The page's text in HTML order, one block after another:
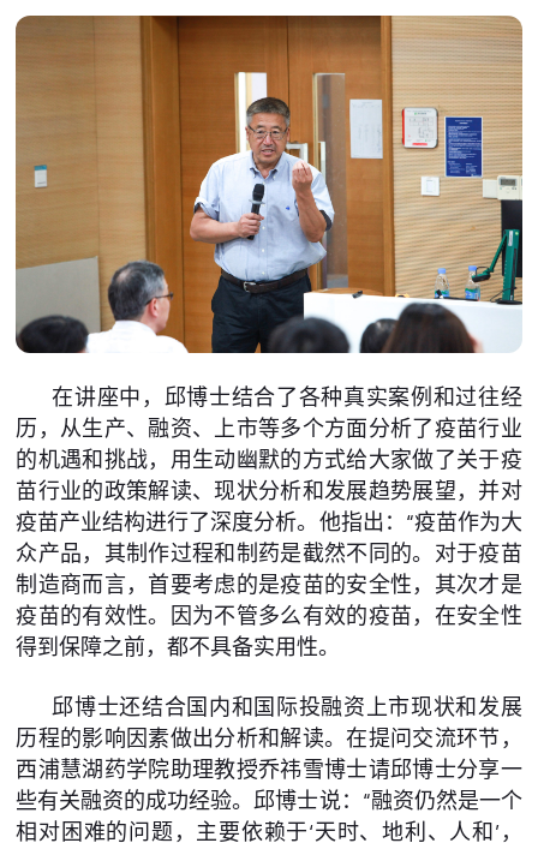
在讲座中，邱博士结合了各种真实案例和过往经
历，从生产、融资、上市等多个方面分析了疫苗行业
的机遇和挑战，用生动幽默的方式给大家做了关于疫
苗行业的政策解读、现状分析和发展趋势展望，并对
疫苗产业结构进行了深度分析。他指出：“疫苗作为大
众产品，其制作过程和制药是截然不同的。对于疫苗
制造商而言，首要考虑的是疫苗的安全性，其次才是
疫苗的有效性。因为不管多么有效的疫苗，在安全性
得到保障之前，都不具备实用性。
邱博士还结合国内和国际投融资上市现状和发展
历程的影响因素做出分析和解读。在提问交流环节，
西浦慧湖药学院助理教授乔祎雪博士请邱博士分享一
些有关融资的成功经验。邱博士说：“融资仍然是一个
相对困难的问题，主要依赖于‘天时、地利、人和’，